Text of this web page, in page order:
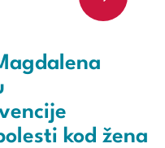
kod žena